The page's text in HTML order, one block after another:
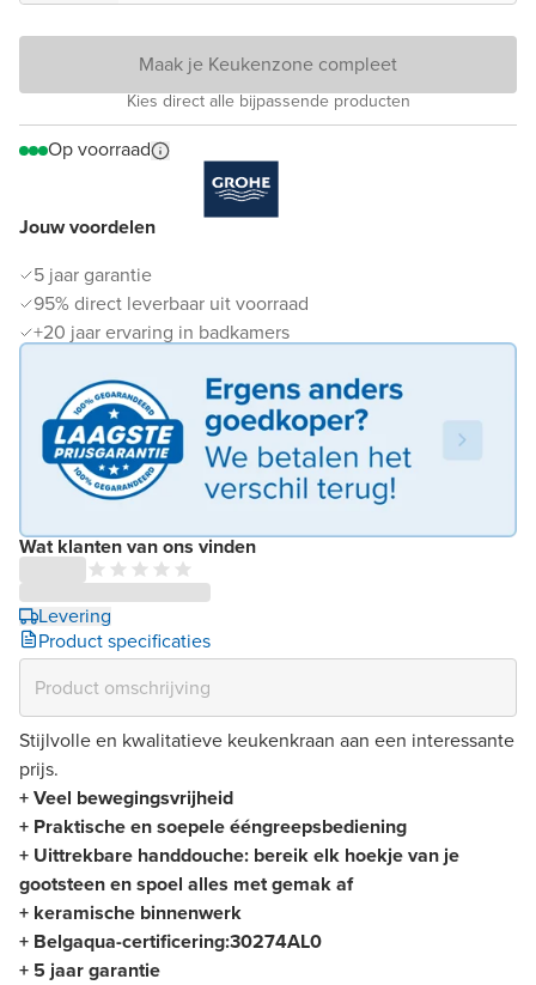
Jouw voordelen
5 jaar garantie
95% direct leverbaar uit voorraad
+20 jaar ervaring in badkamers
Wat klanten van ons vinden
Levering
Product specificaties
Maak je Keukenzone compleet
Kies direct alle bijpassende producten
Op voorraad
Stijlvolle en kwalitatieve keukenkraan aan een interessante
prijs.
+ Veel bewegingsvrijheid
+ Praktische en soepele ééngreepsbediening
+ Uittrekbare handdouche: bereik elk hoekje van je
gootsteen en spoel alles met gemak af
+ keramische binnenwerk
+ Belgaqua-certificering:30274AL0
+ 5 jaar garantie